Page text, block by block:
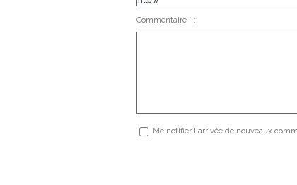
Commentaire * :
Me notifier l'arrivée de nouveaux